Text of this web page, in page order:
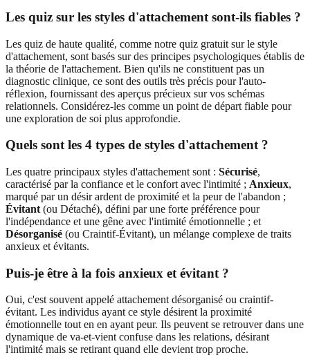
Les quiz sur les styles d'attachement sont-ils fiables ?
Les quiz de haute qualité, comme notre quiz gratuit sur le style
d'attachement, sont basés sur des principes psychologiques établis de
la théorie de l'attachement. Bien qu'ils ne constituent pas un
diagnostic clinique, ce sont des outils très précis pour l'auto-
réflexion, fournissant des aperçus précieux sur vos schémas
relationnels. Considérez-les comme un point de départ fiable pour
une exploration de soi plus approfondie.
Quels sont les 4 types de styles d'attachement ?
Les quatre principaux styles d'attachement sont : Sécurisé,
caractérisé par la confiance et le confort avec l'intimité ; Anxieux,
marqué par un désir ardent de proximité et la peur de l'abandon ;
Évitant (ou Détaché), défini par une forte préférence pour
l'indépendance et une gêne avec l'intimité émotionnelle ; et
Désorganisé (ou Craintif-Évitant), un mélange complexe de traits
anxieux et évitants.
Puis-je être à la fois anxieux et évitant ?
Oui, c'est souvent appelé attachement désorganisé ou craintif-
évitant. Les individus ayant ce style désirent la proximité
émotionnelle tout en en ayant peur. Ils peuvent se retrouver dans une
dynamique de va-et-vient confuse dans les relations, désirant
l'intimité mais se retirant quand elle devient trop proche.